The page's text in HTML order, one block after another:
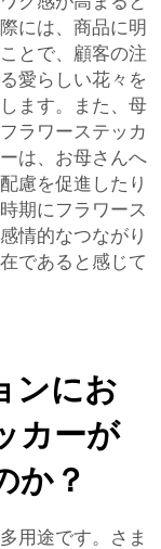
には、商品に明
とで、顧客の注
愛らしい花々を
ます。また、母
ラワーステッカ
は、お母さんへ
慮を促進したり
期にフラワース
情的なつながり
であると感じて
ンにお
カーが
か？
用途です。さま